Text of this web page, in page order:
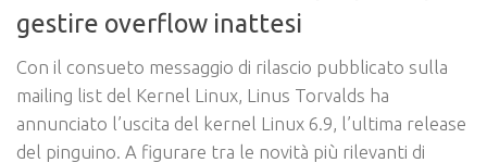
gestire overflow inattesi
Con il consueto messaggio di rilascio pubblicato sulla
mailing list del Kernel Linux, Linus Torvalds ha
annunciato l’uscita del kernel Linux 6.9, l’ultima release
del pinguino. A figurare tra le novità più rilevanti di